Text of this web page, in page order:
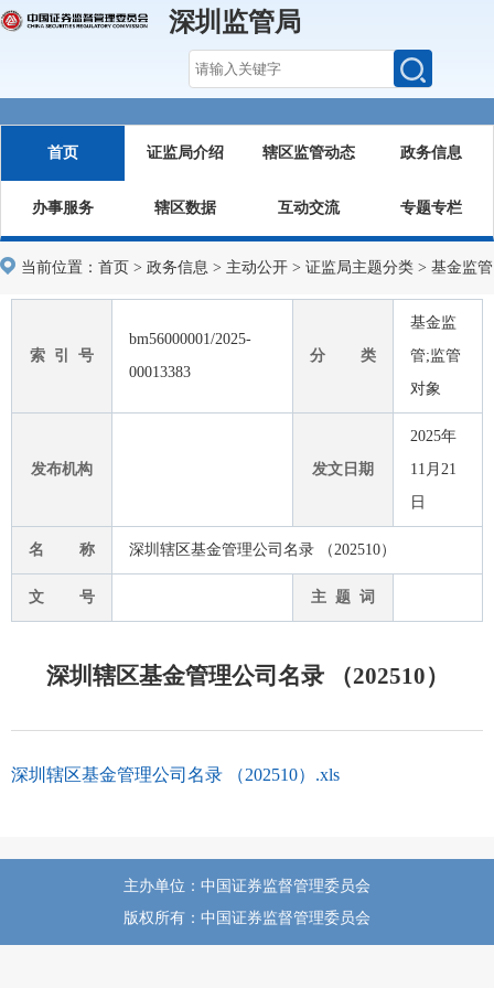
深圳监管局
首页 证监局介绍 辖区监管动态 政务信息
办事服务 辖区数据 互动交流 专题专栏
当前位置： 首页 > 政务信息 > 主动公开 > 证监局主题分类 > 基金监管
索 引 号
bm56000001/2025-
00013383
分 类
基金监
管;监管
对象
发布机构 发文日期
2025年
11月21
日
名 称 深圳辖区基金管理公司名录 （202510）
文 号 主 题 词
深圳辖区基金管理公司名录 （202510）
深圳辖区基金管理公司名录 （202510）.xls
主办单位：中国证券监督管理委员会
版权所有：中国证券监督管理委员会